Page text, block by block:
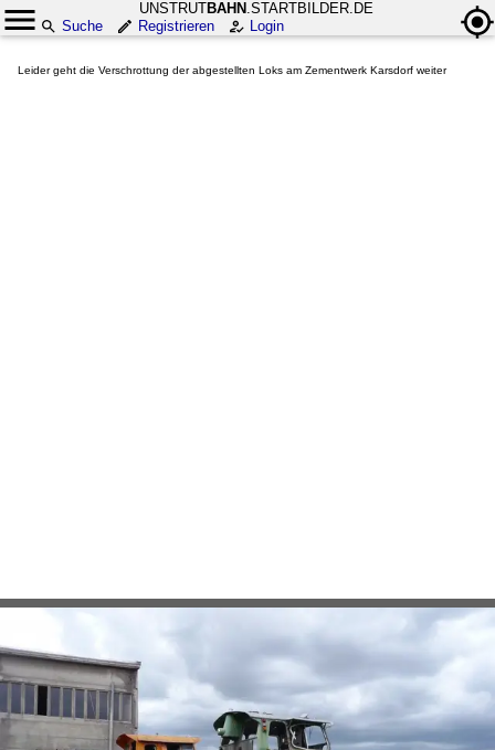
UNSTRUTBAHN .STARTBILDER.DE
Suche
Registrieren Login
Leider geht die Verschrottung der abgestellten Loks am Zementwerk Karsdorf weiter